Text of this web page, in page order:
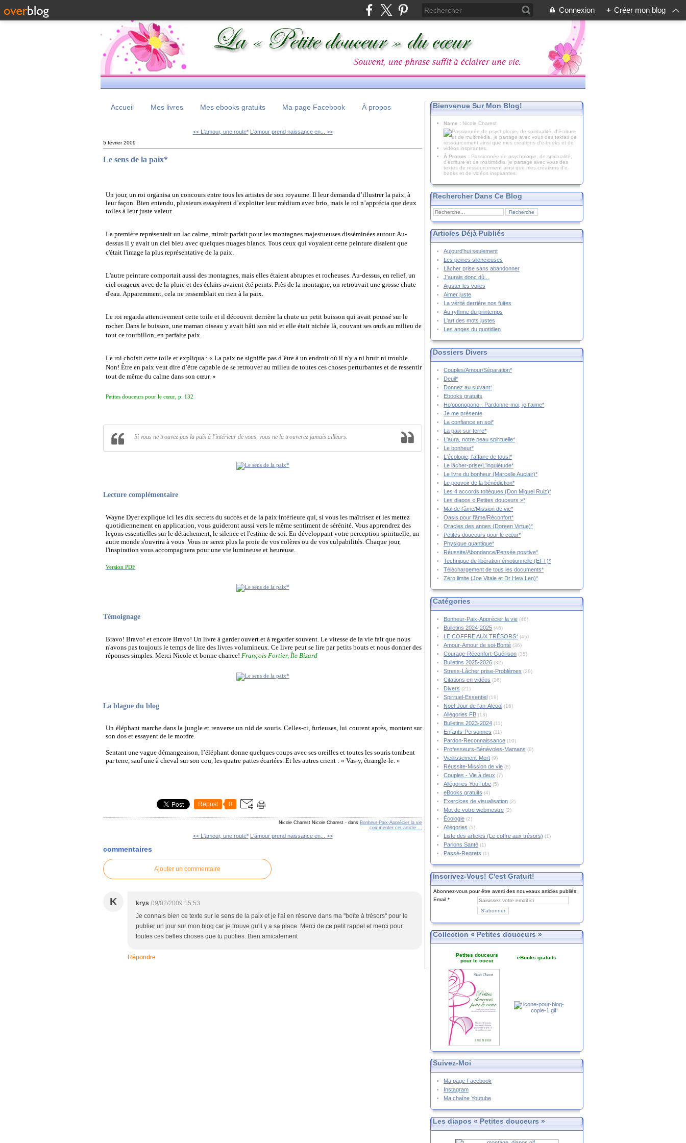
Connexion + Créer mon blog
Accueil Mes livres Mes ebooks gratuits Ma page Facebook À propos
<< L'amour, une route* L'amour prend naissance en... >>
5 février 2009
Le sens de la paix*
Un jour, un roi organisa un concours entre tous les artistes de son royaume. Il leur demanda d’illustrer la paix, à
leur façon. Bien entendu, plusieurs essayèrent d’exploiter leur médium avec brio, mais le roi n’apprécia que deux
toiles à leur juste valeur.
La première représentait un lac calme, miroir parfait pour les montagnes majestueuses disséminées autour. Au-
dessus il y avait un ciel bleu avec quelques nuages blancs. Tous ceux qui voyaient cette peinture disaient que
c'était l'image la plus représentative de la paix.
L'autre peinture comportait aussi des montagnes, mais elles étaient abruptes et rocheuses. Au-dessus, en relief, un
ciel orageux avec de la pluie et des éclairs avaient été peints. Près de la montagne, on retrouvait une grosse chute
d'eau. Apparemment, cela ne ressemblait en rien à la paix.
Le roi regarda attentivement cette toile et il découvrit derrière la chute un petit buisson qui avait poussé sur le
rocher. Dans le buisson, une maman oiseau y avait bâti son nid et elle était nichée là, couvant ses œufs au milieu de
tout ce tourbillon, en parfaite paix.
Le roi choisit cette toile et expliqua : « La paix ne signifie pas d’être à un endroit où il n'y a ni bruit ni trouble.
Non! Être en paix veut dire d’être capable de se retrouver au milieu de toutes ces choses perturbantes et de ressentir
tout de même du calme dans son cœur. »
Petites douceurs pour le cœur, p. 132
Si vous ne trouvez pas la paix à l'intérieur de vous, vous ne la trouverez jamais ailleurs.
Lecture complémentaire
Wayne Dyer explique ici les dix secrets du succès et de la paix intérieure qui, si vous les maîtrisez et les mettez
quotidiennement en application, vous guideront aussi vers le même sentiment de sérénité. Vous apprendrez des
leçons essentielles sur le détachement, le silence et l'estime de soi. En développant votre perception spirituelle, un
autre monde s'ouvrira à vous. Vous ne serez plus la proie de vos colères ou de vos culpabilités. Chaque jour,
l'inspiration vous accompagnera pour une vie lumineuse et heureuse.
Version PDF
Témoignage
Bravo! Bravo! et encore Bravo! Un livre à garder ouvert et à regarder souvent. Le vitesse de la vie fait que nous
n'avons pas toujours le temps de lire des livres volumineux. Ce livre peut se lire par petits bouts et nous donner des
réponses simples. Merci Nicole et bonne chance! François Fortier, Île Bizard
La blague du blog
Un éléphant marche dans la jungle et renverse un nid de souris. Celles-ci, furieuses, lui courent après, montent sur
son dos et essayent de le mordre.
Sentant une vague démangeaison, l’éléphant donne quelques coups avec ses oreilles et toutes les souris tombent
par terre, sauf une à cheval sur son cou, les quatre pattes écartées. Et les autres crient : « Vas-y, étrangle-le. »
Repost 0
Nicole Charest Nicole Charest - dans Bonheur-Paix-Apprécier la vie
commenter cet article …
<< L'amour, une route* L'amour prend naissance en... >>
commentaires
Ajouter un commentaire
K krys 09/02/2009 15:53
Je connais bien ce texte sur le sens de la paix et je l'ai en réserve dans ma "boîte à trésors" pour le
publier un jour sur mon blog car je trouve qu'il y a sa place. Merci de ce petit rappel et merci pour
toutes ces belles choses que tu publies. Bien amicalement
Répondre
Bienvenue Sur Mon Blog!
Name : Nicole Charest
À Propos : Passionnée de psychologie, de spiritualité,
d'écriture et de multimédia, je partage avec vous des
textes de ressourcement ainsi que mes créations d'e-
books et de vidéos inspirantes.
Rechercher Dans Ce Blog
Articles Déjà Publiés
Aujourd'hui seulement
Les peines silencieuses
Lâcher prise sans abandonner
J'aurais donc dû...
Ajuster les voiles
Aimer juste
La vérité derrière nos fuites
Au rythme du printemps
L'art des mots justes
Les anges du quotidien
Dossiers Divers
Couples/Amour/Séparation*
Deuil*
Donnez au suivant*
Ebooks gratuits
Ho'oponopono - Pardonne-moi, je t'aime*
Je me présente
La confiance en soi*
La paix sur terre*
L'aura, notre peau spirituelle*
Le bonheur*
L'écologie, l'affaire de tous!*
Le lâcher-prise/L'inquiétude*
Le livre du bonheur (Marcelle Auclair)*
Le pouvoir de la bénédiction*
Les 4 accords toltèques (Don Miguel Ruiz)*
Les diapos « Petites douceurs »*
Mal de l'âme/Mission de vie*
Oasis pour l'âme/Réconfort*
Oracles des anges (Doreen Virtue)*
Petites douceurs pour le cœur*
Physique quantique*
Réussite/Abondance/Pensée positive*
Technique de libération émotionnelle (EFT)*
Téléchargement de tous les documents*
Zéro limite (Joe Vitale et Dr Hew Len)*
Catégories
Bonheur-Paix-Apprécier la vie (46)
Bulletins 2024-2025 (46)
LE COFFRE AUX TRÉSORS* (45)
Amour-Amour de soi-Bonté (36)
Courage-Réconfort-Guérison (35)
Bulletins 2025-2026 (32)
Stress-Lâcher prise-Problèmes (29)
Citations en vidéos (26)
Divers (21)
Spirituel-Essentiel (19)
Noël-Jour de l'an-Alcool (16)
Allégories FB (13)
Bulletins 2023-2024 (11)
Enfants-Personnes (11)
Pardon-Reconnaissance (10)
Professeurs-Bénévoles-Mamans (9)
Vieillissement-Mort (9)
Réussite-Mission de vie (8)
Couples - Vie à deux (7)
Allégories YouTube (5)
eBooks gratuits (4)
Exercices de visualisation (2)
Mot de votre webmestre (2)
Écologie (2)
Allégories (1)
Liste des articles (Le coffre aux trésors) (1)
Parlons Santé (1)
Passé-Regrets (1)
Inscrivez-Vous! C'est Gratuit!
Abonnez-vous pour être averti des nouveaux articles publiés.
Email
Collection « Petites douceurs »
Petites douceurs
pour le coeur
eBooks gratuits
Suivez-Moi
Ma page Facebook
Instagram
Ma chaîne Youtube
Les diapos « Petites douceurs »